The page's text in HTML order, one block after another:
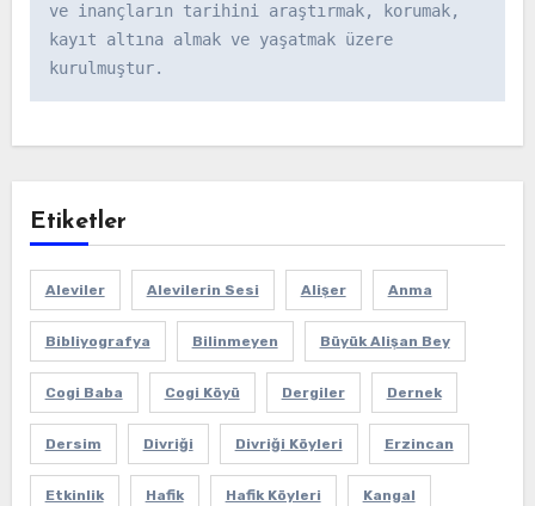
ve inançların tarihini araştırmak, korumak,
kayıt altına almak ve yaşatmak üzere
kurulmuştur.
Etiketler
Aleviler Alevilerin Sesi Alişer Anma
Bibliyografya Bilinmeyen Büyük Alişan Bey
Cogi Baba Cogi Köyü Dergiler Dernek
Dersim Divriği Divriği Köyleri Erzincan
Etkinlik Hafik Hafik Köyleri Kangal